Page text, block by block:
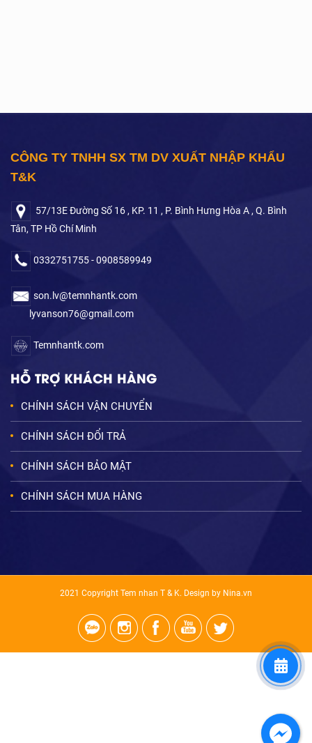
CÔNG TY TNHH SX TM DV XUẤT NHẬP KHẨU
T&K
57/13E Đường Số 16 , KP. 11 , P. Bình Hưng Hòa A , Q. Bình
Tân, TP Hồ Chí Minh
0332751755 - 0908589949
son.lv@temnhantk.com
lyvanson76@gmail.com
Temnhantk.com
HỖ TRỢ KHÁCH HÀNG
CHÍNH SÁCH VẬN CHUYỂN
CHÍNH SÁCH ĐỔI TRẢ
CHÍNH SÁCH BẢO MẬT
CHÍNH SÁCH MUA HÀNG
2021 Copyright Tem nhan T & K. Design by Nina.vn